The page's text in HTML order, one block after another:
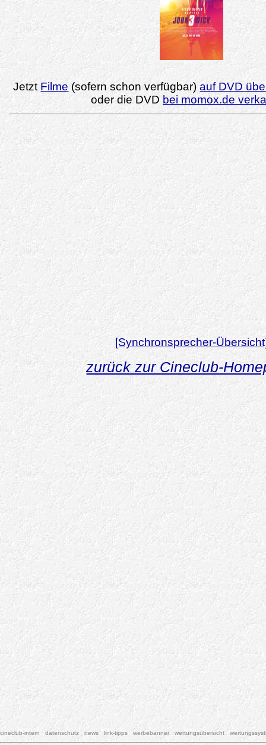
Jetzt Filme (sofern schon verfügbar)auf DVD
oder die DVD bei momox.de
[Synchronsprecher-
zurück zur Cineclub-
cineclub-intern datenschutz news link-tipps werbebanner wertungsübersicht